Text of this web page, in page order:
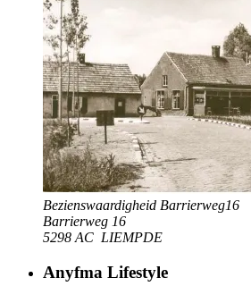
Bezienswaardigheid Barrierweg16
Barrierweg 16
5298 AC LIEMPDE
Anyfma Lifestyle